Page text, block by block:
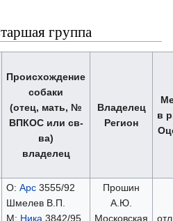
группа
Происхождение
собаки
(отец, мать, №
ВПКОС или св-
ва)
владелец
Владелец
Регион
в
О: Арс3555/92
Шмелев В.П.
М: Ника3842/95
Прошин
А.Ю.
Московская